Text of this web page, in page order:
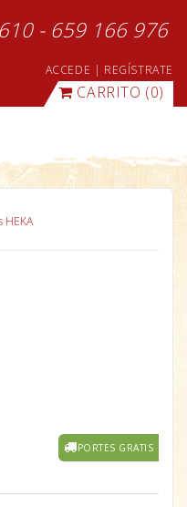
- 659 166 976
ACCEDE | REGÍSTRATE
CARRITO (0)
HEKA
PORTES GRATIS